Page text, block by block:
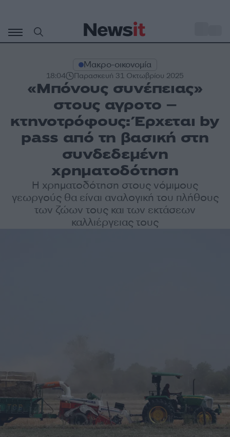
περιεχόμενο
Μακρο-οικονομία
18:04 Παρασκευή 31 Οκτωβρίου 2025
«Μπόνους συνέπειας»
στους αγροτο –
κτηνοτρόφους: Έρχεται by
pass από τη βασική στη
συνδεδεμένη
χρηματοδότηση
Η χρηματοδότηση στους νόμιμους
γεωργούς θα είναι αναλογική του πλήθους
των ζώων τους και των εκτάσεων
καλλιέργειας τους